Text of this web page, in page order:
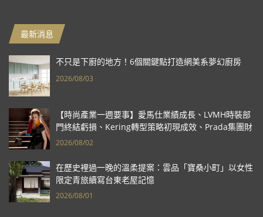
最新消息
不只是下廚的地方！6個關鍵點打造網美系夢幻廚房
2026/08/03
【時尚產業一週要事】愛馬仕業績成長、LVMH時裝部
門終結虧損、Kering轉型策略初現成效、Prada集團財
報亮眼
2026/08/02
在歷史裡過一晚的溫柔提案：雲品「寶桑小町」以女性
限定青旅續寫台東老屋記憶
2026/08/01